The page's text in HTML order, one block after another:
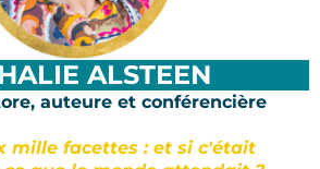
ALSTEEN
auteure et conférencière
mille facettes : et si c'était